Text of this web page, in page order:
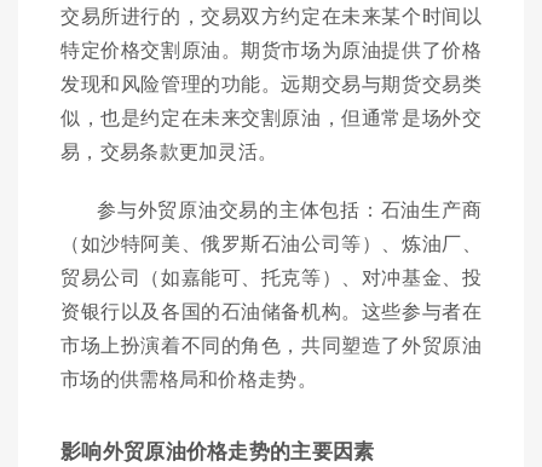
交易所进行的，交易双方约定在未来某个时间以
特定价格交割原油。期货市场为原油提供了价格
发现和风险管理的功能。远期交易与期货交易类
似，也是约定在未来交割原油，但通常是场外交
易，交易条款更加灵活。
参与外贸原油交易的主体包括：石油生产商
（如沙特阿美、俄罗斯石油公司等）、炼油厂、
贸易公司（如嘉能可、托克等）、对冲基金、投
资银行以及各国的石油储备机构。这些参与者在
市场上扮演着不同的角色，共同塑造了外贸原油
市场的供需格局和价格走势。
影响外贸原油价格走势的主要因素